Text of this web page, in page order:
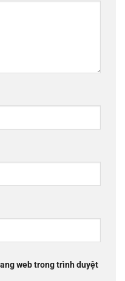
web trong trình duyệt